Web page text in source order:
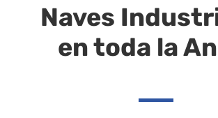
Naves
en toda la